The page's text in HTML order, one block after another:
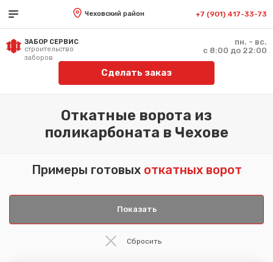
Чеховский район +7 (901) 417-33-73
ЗАБОР СЕРВИС
строительство
заборов
пн. - вс.
с 8:00 до 22:00
Сделать заказ
Откатные ворота из
поликарбоната в Чехове
Примеры готовых откатных ворот